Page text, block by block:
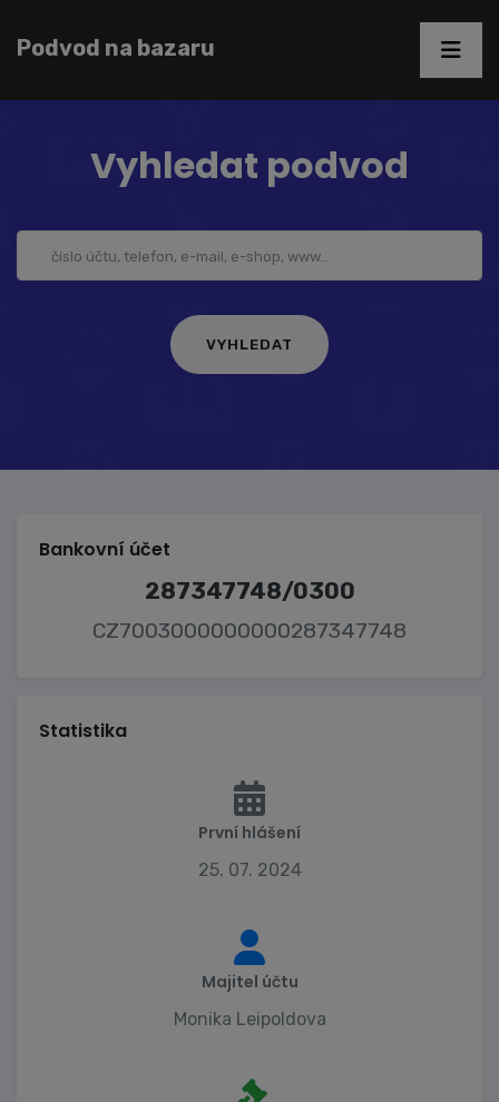
Podvod na bazaru
Vyhledat podvod
Bankovní účet
287347748/0300
CZ7003000000000287347748
Statistika
První hlášení
25. 07. 2024
Majitel účtu
Monika Leipoldova